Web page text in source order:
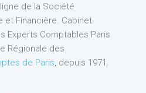
de la Société
et Financière. Cabinet
Experts Comptables Paris
Régionale des
de Paris, depuis 1971.